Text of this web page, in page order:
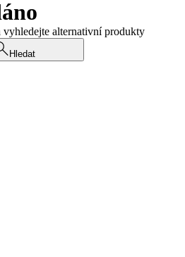
alternativní produkty
Hledat